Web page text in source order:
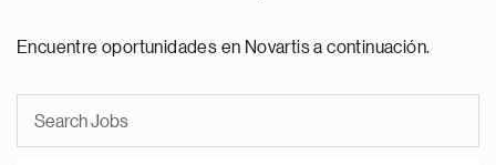
Encuentre oportunidades en Novartis a continuación.